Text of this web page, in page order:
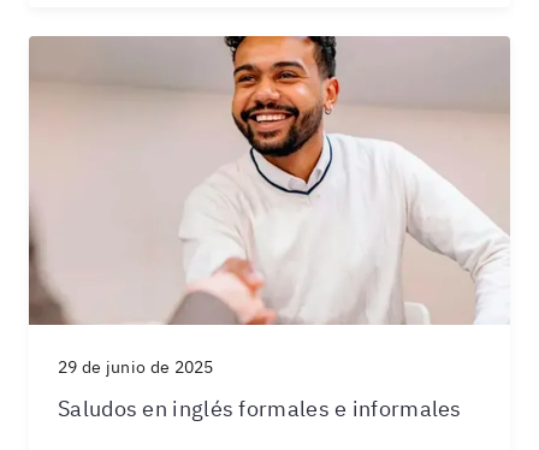
29 de junio de 2025
Saludos en inglés formales e informales